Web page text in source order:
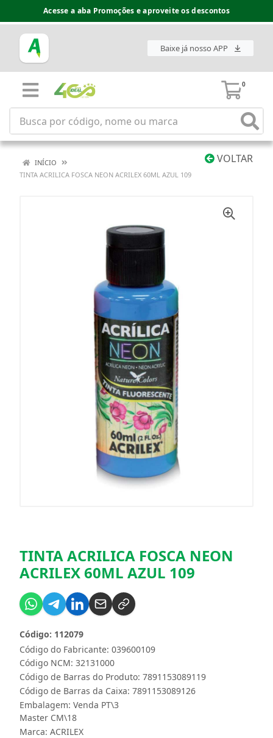
Acesse a aba Promoções e aproveite os descontos
Baixe já nosso APP
0
VOLTAR
INÍCIO
TINTA ACRILICA FOSCA NEON ACRILEX 60ML AZUL 109
TINTA ACRILICA FOSCA NEON
ACRILEX 60ML AZUL 109
Código do Fabricante: 039600109
Código: 112079
Código NCM: 32131000
Código de Barras do Produto: 7891153089119
Código de Barras da Caixa: 7891153089126
Embalagem: Venda PT\3
Master CM\18
Marca: ACRILEX